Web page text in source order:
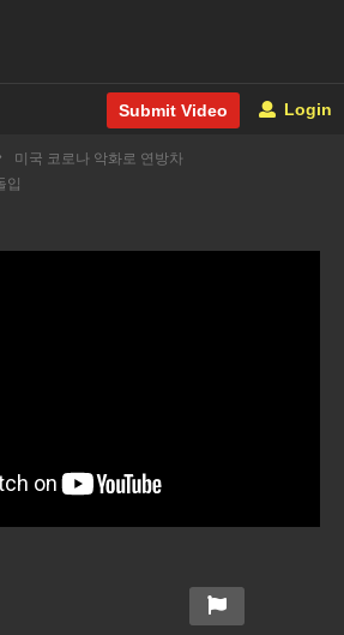
Submit Video Login
미국 코로나 악화로 연방차
입